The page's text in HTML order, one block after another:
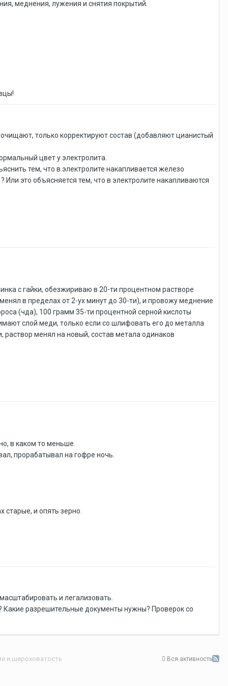
меднения, лужения и снятия покрытий.
только корректируют состав (добавляют цианистый
цвет у электролита.
тем, что в электролите накапливается железо
это объясняется тем, что в электролите накапливаются
с гайки, обезжириваю в 20-ти процентном растворе
в пределах от 2-ух минут до 30-ти), и провожу меднение
(чда), 100 грамм 35-ти процентной серной кислоты
слой меди, только если со шлифовать его до металла
раствор менял на новый, состав метала одинаков
в каком то меньше.
прорабатывал на гофре ночь.
и опять зерно.
и легализовать.
Какие разрешительные документы нужны? Проверок со
Вся активность
и шероховатость